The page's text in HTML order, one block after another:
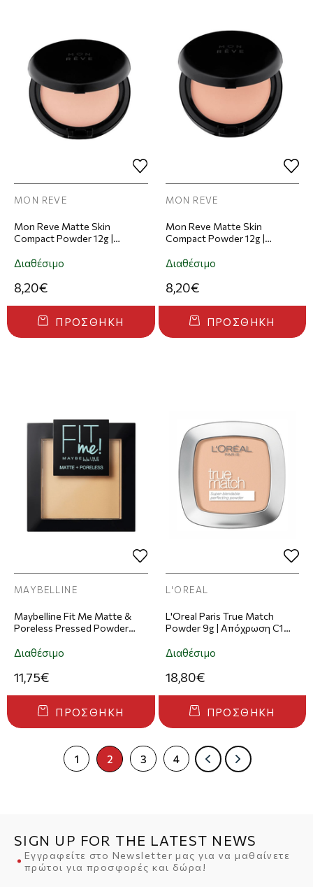
MON REVE
Mon Reve Matte Skin
Compact Powder 12g |
Διαθέσιμο
8,20€
ΠΡΟΣΘΉΚΗ
MON REVE
Mon Reve Matte Skin
Compact Powder 12g |
Διαθέσιμο
8,20€
ΠΡΟΣΘΉΚΗ
MAYBELLINE
Maybelline Fit Me Matte &
Poreless Pressed Powder
Beige
Διαθέσιμο
11,75€
ΠΡΟΣΘΉΚΗ
L'OREAL
L'Oreal Paris True Match
Powder 9g | Απόχρωση C1
Διαθέσιμο
18,80€
ΠΡΟΣΘΉΚΗ
1 2 3 4
SIGN UP FOR THE LATEST NEWS
Εγγραφείτε στο Newsletter μας για να μαθαίνετε
πρώτοι για προσφορές και δώρα!